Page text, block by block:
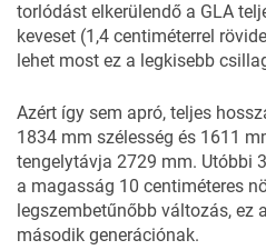
torlódást elkerülendő a GLA
keveset (1,4 centiméterrel
lehet most ez a legkisebb
Azért így sem apró, teljes
1834 mm szélesség és 1611
tengelytávja 2729 mm. Utóbbi
a magasság 10 centiméteres
legszembetűnőbb változás, ez
második generációnak.